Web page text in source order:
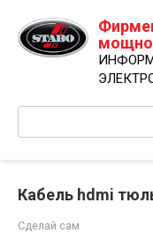
контенту
Поиск:
Кабель hdmi
Сделай сам